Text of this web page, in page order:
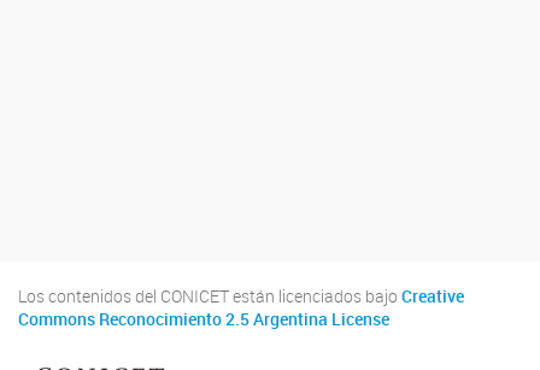
Los contenidos del CONICET están licenciados bajo Creative
Commons Reconocimiento 2.5 Argentina License